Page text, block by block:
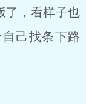
了，看样子也
己找条下路